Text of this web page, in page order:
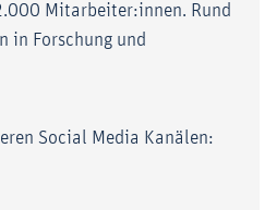
Mitarbeiter:innen. Rund
in Forschung und
Social Media Kanälen: